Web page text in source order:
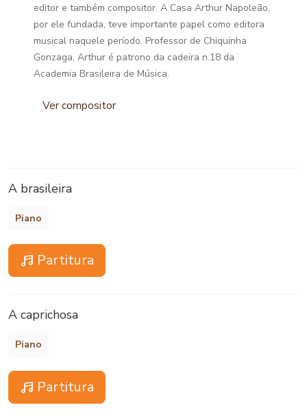
editor e também compositor. A Casa Arthur Napoleão,
por ele fundada, teve importante papel como editora
musical naquele período. Professor de Chiquinha
Gonzaga, Arthur é patrono da cadeira n.18 da
Academia Brasileira de Música.
Ver compositor
A brasileira
Piano
Partitura
A caprichosa
Piano
Partitura